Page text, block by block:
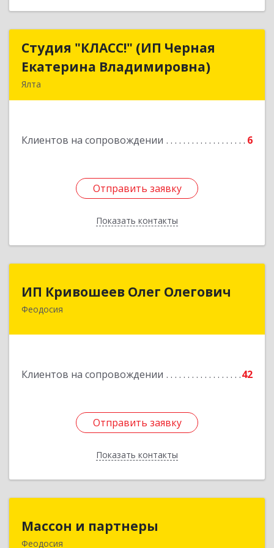
Студия "КЛАСС!" (ИП Черная
Екатерина Владимировна)
Ялта
Клиентов на сопровождении 6
Отправить заявку
Показать контакты
Студия "КЛАСС!" (ИП Черная
Екатерина Владимировна)
Отправить заявку
Назад
ИП Кривошеев Олег Олегович
Феодосия
Клиентов на сопровождении 42
Отправить заявку
Показать контакты
Отправить заявку
Назад
Массон и партнеры
Феодосия